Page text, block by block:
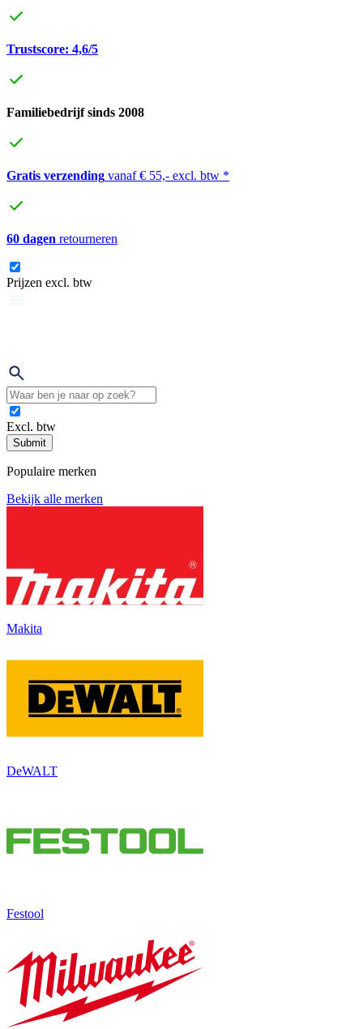
Trustscore: 4,6/5
Familiebedrijf sinds 2008
Gratis verzending vanaf € 55,- excl. btw *
60 dagen retourneren
Prijzen excl. btw
Excl. btw
Submit
Populaire merken
Bekijk alle merken
Makita
DeWALT
Festool